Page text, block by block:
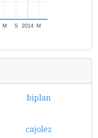
2014
M S M
biplan
cajolez